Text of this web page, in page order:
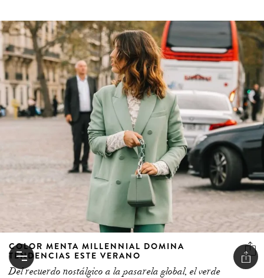
COLOR MENTA MILLENNIAL DOMINA
TENDENCIAS ESTE VERANO
Del recuerdo nostálgico a la pasarela global, el verde